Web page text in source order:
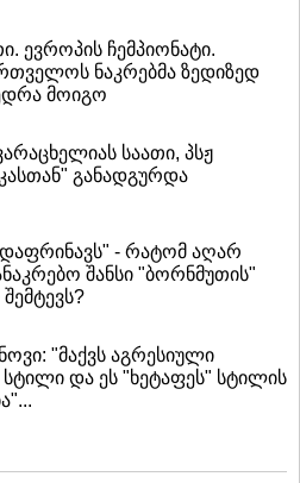
ევროპის ჩემპიონატი.
ნაკრებმა ზედიზედ
მოიგო
საათი, პსჟ
განადგურდა
"დაფრინავს" - რატომ აღარ
შანსი "ბორნმუთის"
"მაქვს აგრესიული
სტილი და ეს "ხეტაფეს" სტილის